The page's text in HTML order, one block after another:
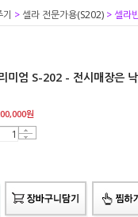
> 셀라 전문가용(S202) > 셀라
미엄 S-202 - 전시매장은
원